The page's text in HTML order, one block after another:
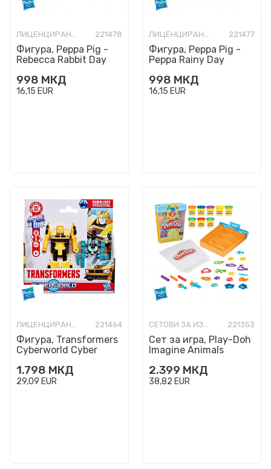
ЛИЦЕНЦИРАНИ ФИГУРИ И СЕТОВИ 221478
Фигура, Peppa Pig -
Rebecca Rabbit Day
998 МКД
16,15 EUR
ЛИЦЕНЦИРАНИ ФИГУРИ И СЕТОВИ 221477
Фигура, Peppa Pig -
Peppa Rainy Day
998 МКД
16,15 EUR
ЛИЦЕНЦИРАНИ ФИГУРИ И СЕТОВИ 221464
Фигура, Transformers
Cyberworld Cyber
1.798 МКД
29,09 EUR
СЕТОВИ ЗА ИЗРАБОТКА 221353
Сет за игра, Play-Doh
Imagine Animals
2.399 МКД
38,82 EUR